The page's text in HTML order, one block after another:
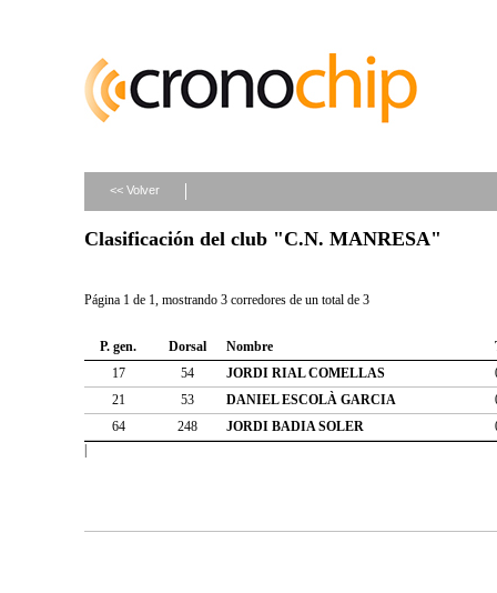
<< Volver
Clasificación del club "C.N. MANRESA"
Página 1 de 1, mostrando 3 corredores de un total de 3
P. gen. Dorsal Nombre
17
54 JORDI RIAL COMELLAS
21
53 DANIEL ESCOLÀ GARCIA
64
248 JORDI BADIA SOLER
|